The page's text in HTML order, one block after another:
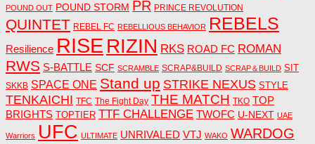
POUND OUT POUND STORM PR PRINCE REVOLUTION
QUINTET REBEL FC REBELLIOUS BEHAVIOR REBELS
Resilience RISE RIZIN RKS ROAD FC ROMAN
RWS S-BATTLE SCF SCRAMBLE SCRAP&BUILD SCRAP＆BUILD SIT
SKKB SPACE ONE Stand up STRIKE NEXUS STYLE
TENKAICHI TFC The Fight Day THE MATCH TKO TOP
BRIGHTS TOPTIER TTF CHALLENGE TWOFC U-NEXT UAE
Warriors UFC ULTIMATE UNRIVALED VTJ WAKO WARDOG